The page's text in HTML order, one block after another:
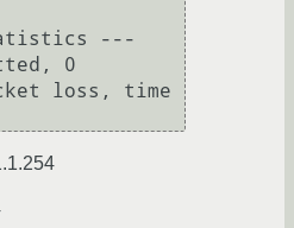
---
0
loss, time